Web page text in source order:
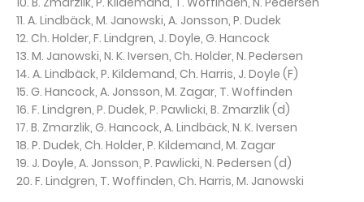
11. A. Lindbäck, M. Janowski, A. Jonsson, P. Dudek
12. Ch. Holder, F. Lindgren, J. Doyle, G. Hancock
13. M. Janowski, N. K. Iversen, Ch. Holder, N. Pedersen
14. A. Lindbäck, P. Kildemand, Ch. Harris, J. Doyle (F)
15. G. Hancock, A. Jonsson, M. Zagar, T. Woffinden
16. F. Lindgren, P. Dudek, P. Pawlicki, B. Zmarzlik (d)
17. B. Zmarzlik, G. Hancock, A. Lindbäck, N. K. Iversen
18. P. Dudek, Ch. Holder, P. Kildemand, M. Zagar
19. J. Doyle, A. Jonsson, P. Pawlicki, N. Pedersen (d)
20. F. Lindgren, T. Woffinden, Ch. Harris, M. Janowski